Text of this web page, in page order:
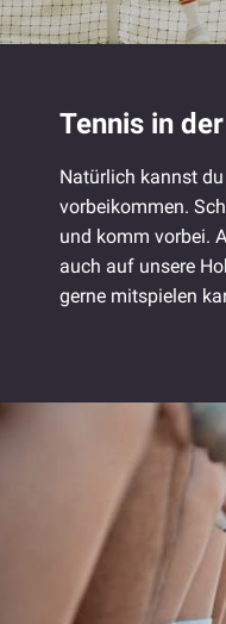
Tennis in
Natürlich kannst
vorbeikommen.
und komm vorbei.
auch auf unsere
gerne mitspielen